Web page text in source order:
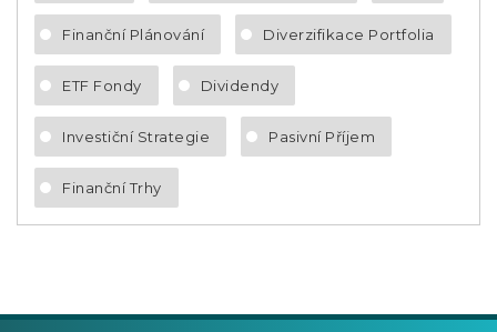
Finanční Plánování Diverzifikace Portfolia
ETF Fondy Dividendy
Investiční Strategie Pasivní Příjem
Finanční Trhy